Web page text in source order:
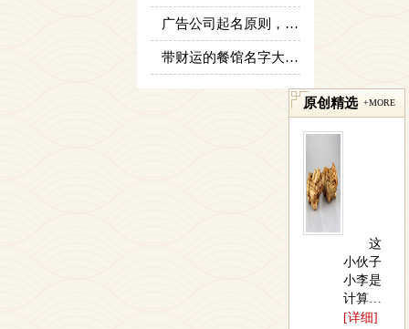
广告公司起名原则，好的广告公司取名大全
带财运的餐馆名字大全 如何给餐馆取名
原创精选 +MORE
这
小伙子
小李是
计算机
专业毕
[详细]